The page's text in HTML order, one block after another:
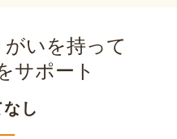
いを持って
サポート
し